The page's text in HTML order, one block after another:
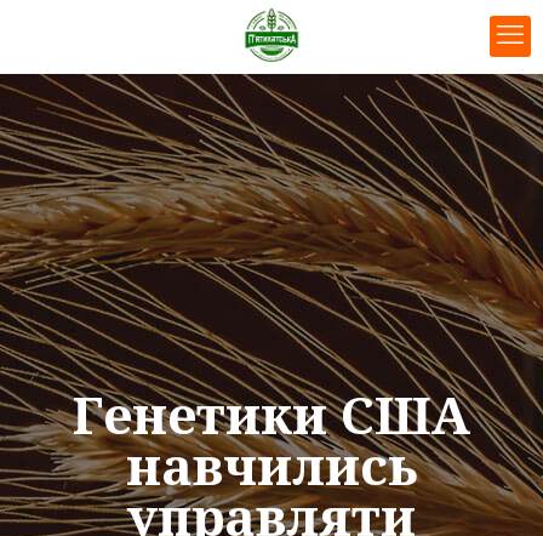
Генетики США
навчились
управляти